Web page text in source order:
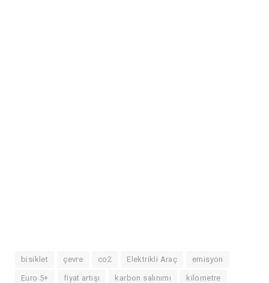
bisiklet çevre co2 Elektrikli Araç emisyon
Euro 5+ fiyat artışı karbon salınımı kilometre